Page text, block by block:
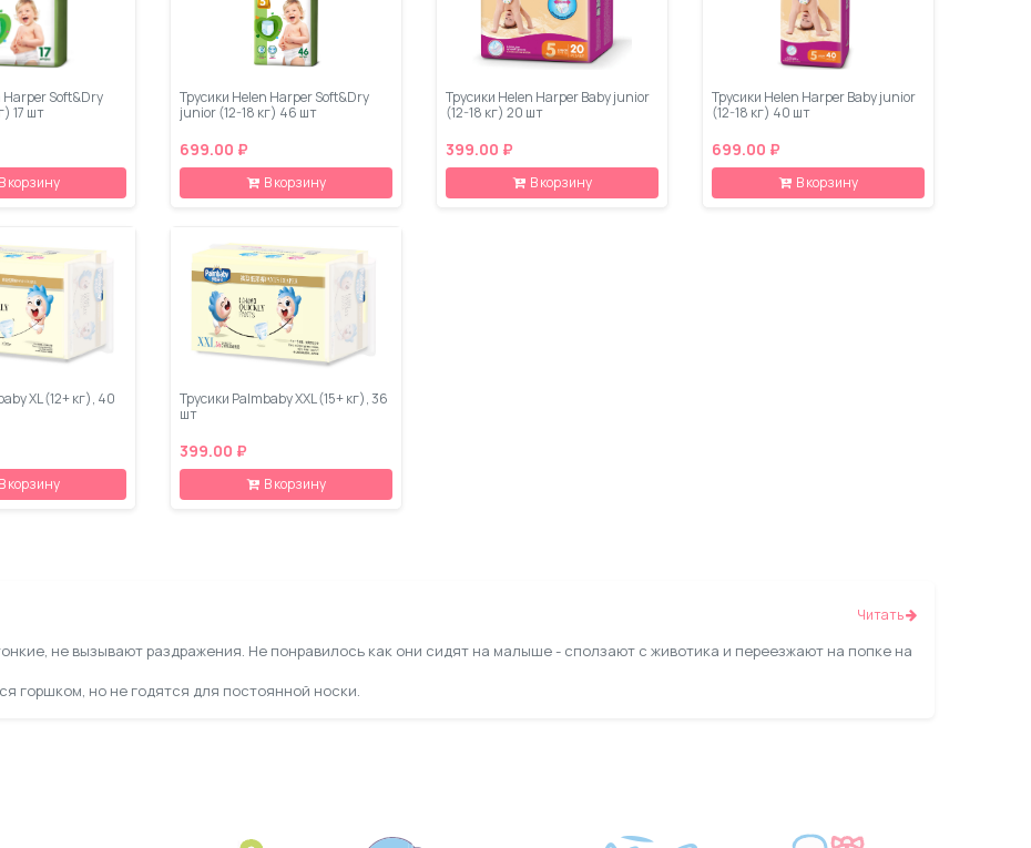
Harper Soft&Dry
17 шт
В корзину
Трусики Helen Harper Soft&Dry
junior (12-18 кг) 46 шт
699.00 ₽
В корзину
Трусики Helen Harper Baby junior
(12-18 кг) 20 шт
399.00 ₽
В корзину
Трусики Helen Harper Baby junior
(12-18 кг) 40 шт
699.00 ₽
В корзину
XL (12+ кг), 40
В корзину
Трусики Palmbaby XXL (15+ кг), 36
шт
399.00 ₽
В корзину
Читать
не вызывают раздражения. Не понравилось как они сидят на малыше - сползают с животика и переезжают на попке на
горшком, но не годятся для постоянной носки.